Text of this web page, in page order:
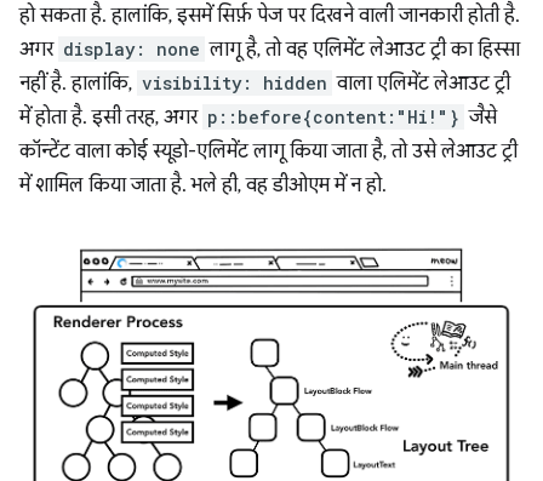
हो सकता है. हालांकि, इसमें सिर्फ़ पेज पर दिखने वाली जानकारी होती है.
अगर display: none लागू है, तो वह एलिमेंट लेआउट ट्री का हिस्सा
नहीं है. हालांकि, visibility: hidden वाला एलिमेंट लेआउट ट्री
में होता है. इसी तरह, अगर p::before{content:"Hi!"} जैसे
कॉन्टेंट वाला कोई स्यूडो-एलिमेंट लागू किया जाता है, तो उसे लेआउट ट्री
में शामिल किया जाता है. भले ही, वह डीओएम में न हो.